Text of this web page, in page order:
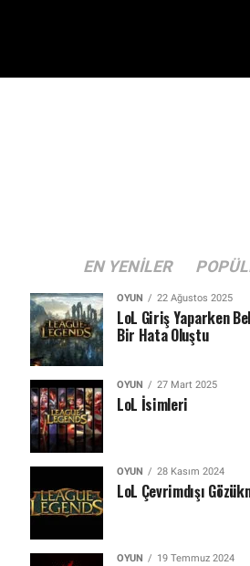
EN YENILER
OYUN 22 Ağustos 2025
LoL Giriş Yaparken
Bir Hata Oluştu
OYUN 27 Mart 2025
LoL İsimleri
OYUN 28 Kasım 2024
LoL Çevrimdışı
OYUN 19 Temmuz 2024